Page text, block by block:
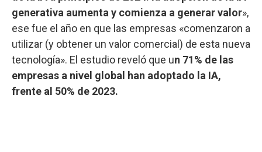
generativa aumenta y comienza a generar valor»,
ese fue el año en que las empresas «comenzaron a
utilizar (y obtener un valor comercial) de esta nueva
tecnología». El estudio reveló que un 71% de las
empresas a nivel global han adoptado la IA,
frente al 50% de 2023.